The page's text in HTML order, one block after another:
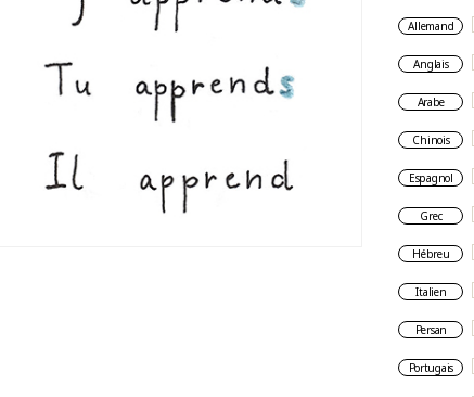
Allemand
Anglais
Arabe
Chinois
Espagnol
Grec
Hébreu
Italien
Persan
Portugais